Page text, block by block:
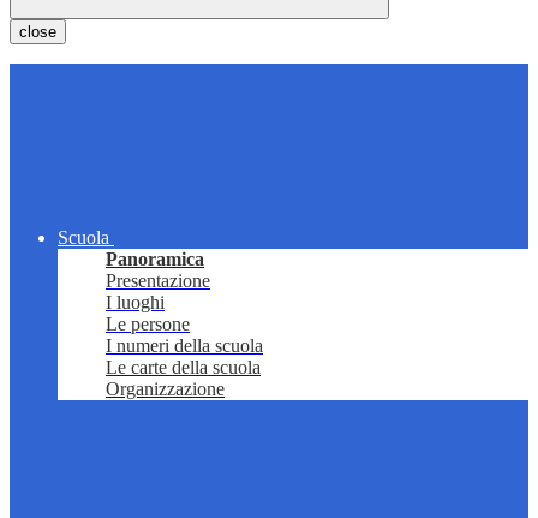
close
Scuola
Panoramica
Presentazione
I luoghi
Le persone
I numeri della scuola
Le carte della scuola
Organizzazione